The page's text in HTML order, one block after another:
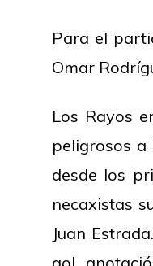
Para el
Omar
Los Rayos
peligrosos
desde los
necaxistas
Juan